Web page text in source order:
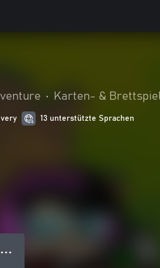
• Karten- &
13 unterstützte Sprachen
● ● ●